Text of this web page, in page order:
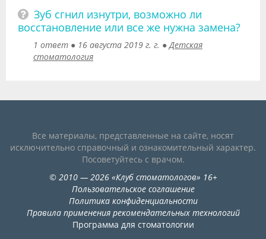
Форум
Клиники
Специалисты
Лаборатории
Зуб сгнил изнутри, возможно ли
восстановление или все же нужна замена?
1 ответ ● 16 августа 2019 г. г. ● Детская
стоматология
Все материалы, представленные на сайте, носят
исключительно справочный и ознакомительный характер.
Посоветуйтесь с врачом.
© 2010— 2026«Клуб стоматологов» 16+
Пользовательское соглашение
Политика конфиденциальности
Правила применения рекомендательных технологий
Программа для стоматологии